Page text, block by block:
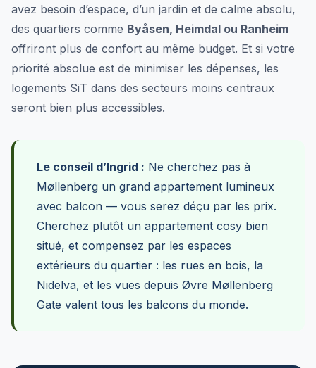
avez besoin d’espace, d’un jardin et de calme absolu,
des quartiers comme Byåsen, Heimdal ou Ranheim
offriront plus de confort au même budget. Et si votre
priorité absolue est de minimiser les dépenses, les
logements SiT dans des secteurs moins centraux
seront bien plus accessibles.
Le conseil d’Ingrid : Ne cherchez pas à
Møllenberg un grand appartement lumineux
avec balcon — vous serez déçu par les prix.
Cherchez plutôt un appartement cosy bien
situé, et compensez par les espaces
extérieurs du quartier : les rues en bois, la
Nidelva, et les vues depuis Øvre Møllenberg
Gate valent tous les balcons du monde.